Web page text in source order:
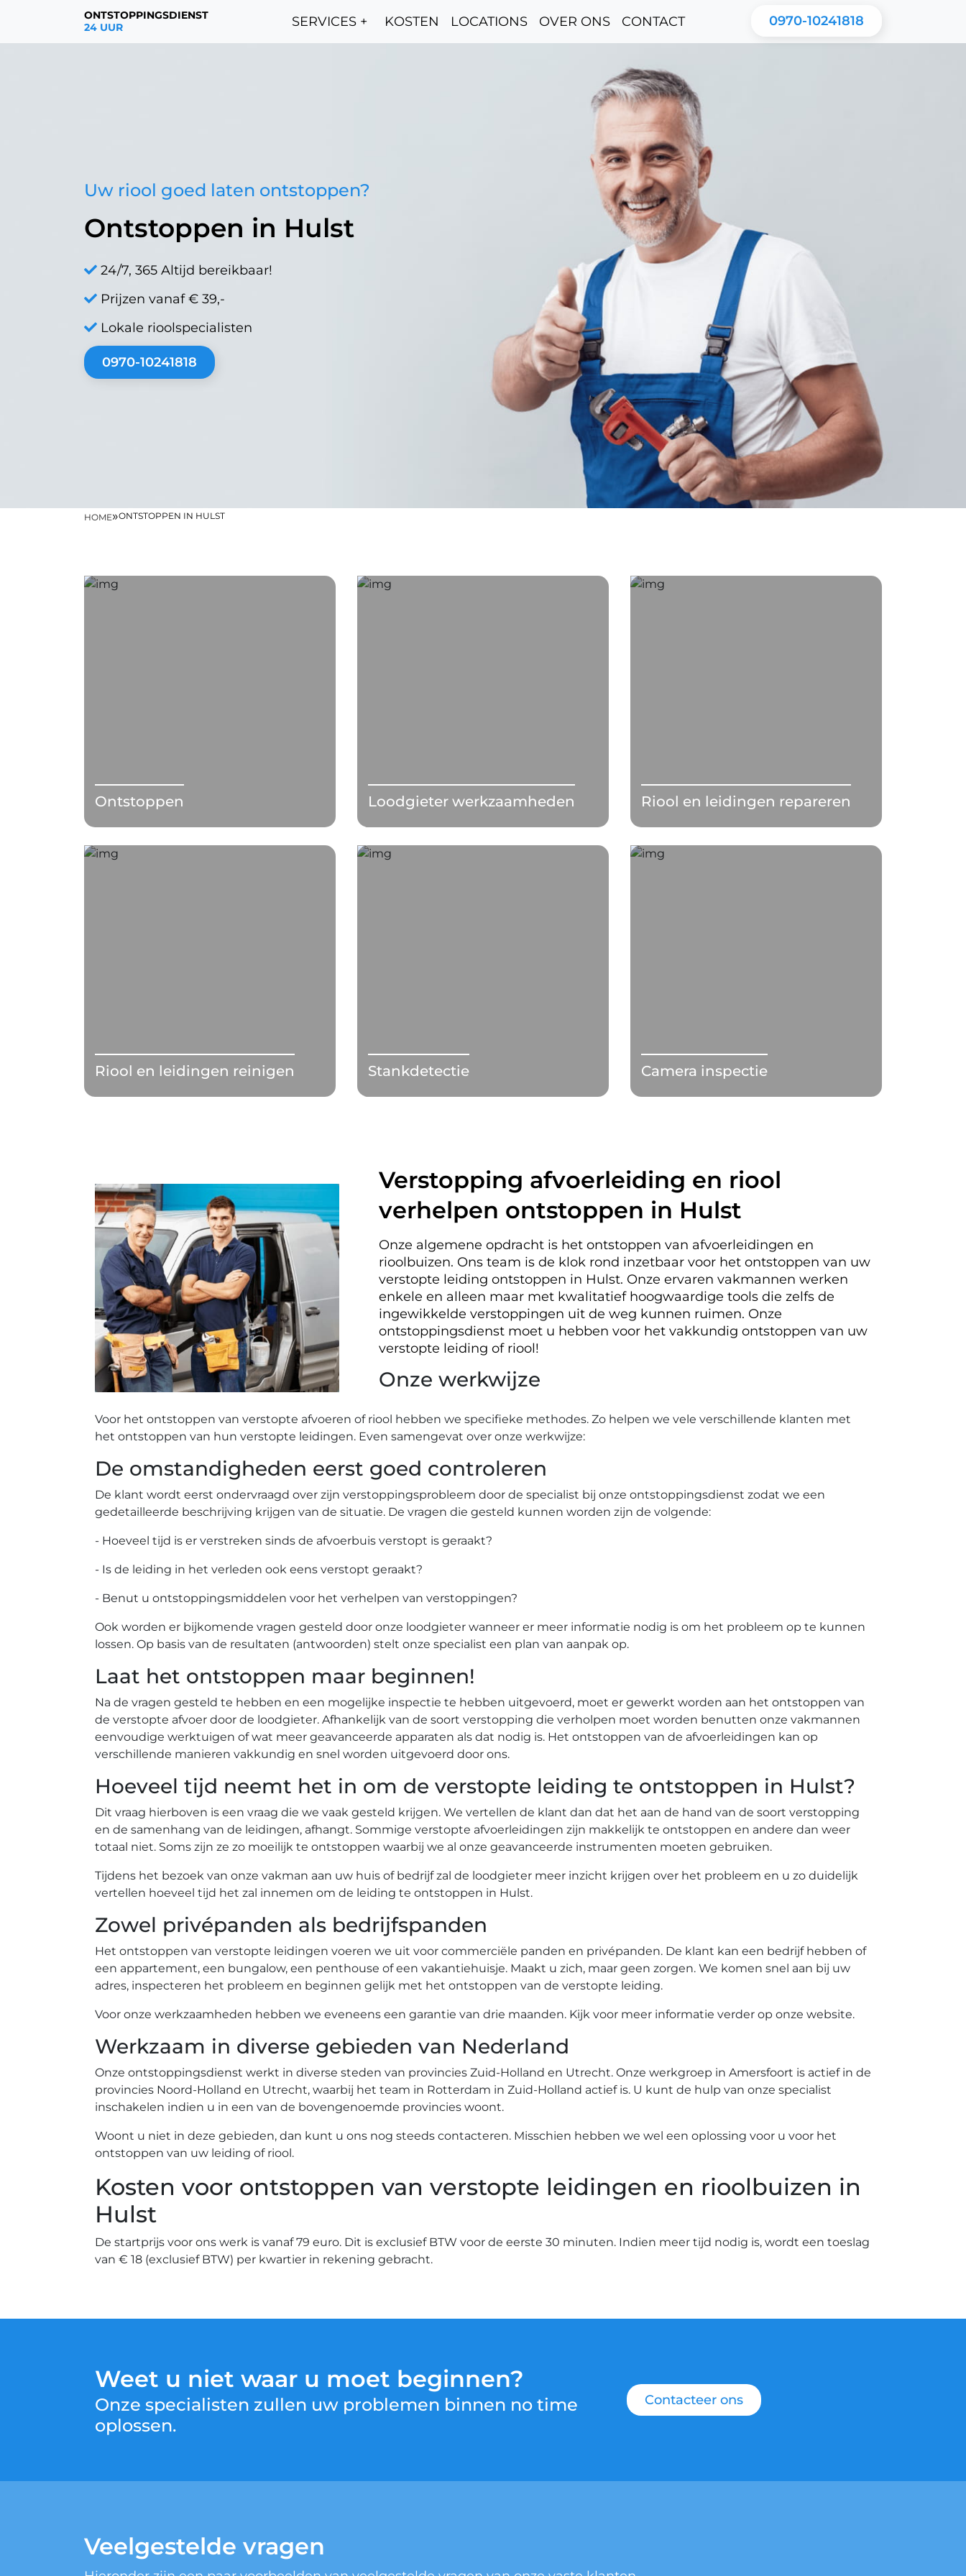
ONTSTOPPINGSDIENST
24 UUR
SERVICES + KOSTEN LOCATIONS OVER ONS CONTACT 0970-10241818
Uw riool goed laten ontstoppen?
Ontstoppen in Hulst
24/7, 365 Altijd bereikbaar!
Prijzen vanaf € 39,-
Lokale rioolspecialisten
0970-10241818
HOME»ONTSTOPPEN IN HULST
Ontstoppen Loodgieter werkzaamheden Riool en leidingen repareren
Riool en leidingen reinigen Stankdetectie Camera inspectie
Verstopping afvoerleiding en riool
verhelpen ontstoppen in Hulst
Onze algemene opdracht is het ontstoppen van afvoerleidingen en
rioolbuizen. Ons team is de klok rond inzetbaar voor het ontstoppen van uw
verstopte leiding ontstoppen in Hulst. Onze ervaren vakmannen werken
enkele en alleen maar met kwalitatief hoogwaardige tools die zelfs de
ingewikkelde verstoppingen uit de weg kunnen ruimen. Onze
ontstoppingsdienst moet u hebben voor het vakkundig ontstoppen van uw
verstopte leiding of riool!
Onze werkwijze
Voor het ontstoppen van verstopte afvoeren of riool hebben we specifieke methodes. Zo helpen we vele verschillende klanten met
het ontstoppen van hun verstopte leidingen. Even samengevat over onze werkwijze:
De omstandigheden eerst goed controleren
De klant wordt eerst ondervraagd over zijn verstoppingsprobleem door de specialist bij onze ontstoppingsdienst zodat we een
gedetailleerde beschrijving krijgen van de situatie. De vragen die gesteld kunnen worden zijn de volgende:
- Hoeveel tijd is er verstreken sinds de afvoerbuis verstopt is geraakt?
- Is de leiding in het verleden ook eens verstopt geraakt?
- Benut u ontstoppingsmiddelen voor het verhelpen van verstoppingen?
Ook worden er bijkomende vragen gesteld door onze loodgieter wanneer er meer informatie nodig is om het probleem op te kunnen
lossen. Op basis van de resultaten (antwoorden) stelt onze specialist een plan van aanpak op.
Laat het ontstoppen maar beginnen!
Na de vragen gesteld te hebben en een mogelijke inspectie te hebben uitgevoerd, moet er gewerkt worden aan het ontstoppen van
de verstopte afvoer door de loodgieter. Afhankelijk van de soort verstopping die verholpen moet worden benutten onze vakmannen
eenvoudige werktuigen of wat meer geavanceerde apparaten als dat nodig is. Het ontstoppen van de afvoerleidingen kan op
verschillende manieren vakkundig en snel worden uitgevoerd door ons.
Hoeveel tijd neemt het in om de verstopte leiding te ontstoppen in Hulst?
Dit vraag hierboven is een vraag die we vaak gesteld krijgen. We vertellen de klant dan dat het aan de hand van de soort verstopping
en de samenhang van de leidingen, afhangt. Sommige verstopte afvoerleidingen zijn makkelijk te ontstoppen en andere dan weer
totaal niet. Soms zijn ze zo moeilijk te ontstoppen waarbij we al onze geavanceerde instrumenten moeten gebruiken.
Tijdens het bezoek van onze vakman aan uw huis of bedrijf zal de loodgieter meer inzicht krijgen over het probleem en u zo duidelijk
vertellen hoeveel tijd het zal innemen om de leiding te ontstoppen in Hulst.
Zowel privépanden als bedrijfspanden
Het ontstoppen van verstopte leidingen voeren we uit voor commerciële panden en privépanden. De klant kan een bedrijf hebben of
een appartement, een bungalow, een penthouse of een vakantiehuisje. Maakt u zich, maar geen zorgen. We komen snel aan bij uw
adres, inspecteren het probleem en beginnen gelijk met het ontstoppen van de verstopte leiding.
Voor onze werkzaamheden hebben we eveneens een garantie van drie maanden. Kijk voor meer informatie verder op onze website.
Werkzaam in diverse gebieden van Nederland
Onze ontstoppingsdienst werkt in diverse steden van provincies Zuid-Holland en Utrecht. Onze werkgroep in Amersfoort is actief in de
provincies Noord-Holland en Utrecht, waarbij het team in Rotterdam in Zuid-Holland actief is. U kunt de hulp van onze specialist
inschakelen indien u in een van de bovengenoemde provincies woont.
Woont u niet in deze gebieden, dan kunt u ons nog steeds contacteren. Misschien hebben we wel een oplossing voor u voor het
ontstoppen van uw leiding of riool.
Kosten voor ontstoppen van verstopte leidingen en rioolbuizen in
Hulst
De startprijs voor ons werk is vanaf 79 euro. Dit is exclusief BTW voor de eerste 30 minuten. Indien meer tijd nodig is, wordt een toeslag
van € 18 (exclusief BTW) per kwartier in rekening gebracht.
Weet u niet waar u moet beginnen?
Onze specialisten zullen uw problemen binnen no time
oplossen.
Contacteer ons
Veelgestelde vragen